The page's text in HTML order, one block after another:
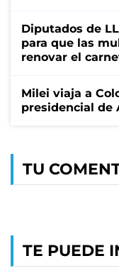
Diputados de
para que las
renovar el
Milei viaja a
presidencial de
TU
TE PUEDE